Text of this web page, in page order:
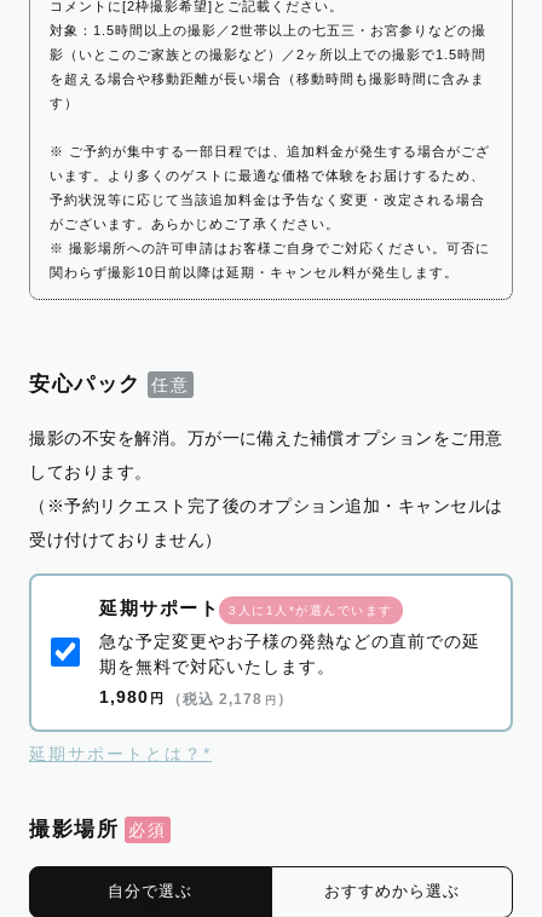
コメントに[2枠撮影希望]とご記載ください。
対象：1.5時間以上の撮影／2世帯以上の七五三・お宮参りなどの撮
影（いとこのご家族との撮影など）／2ヶ所以上での撮影で1.5時間
を超える場合や移動距離が長い場合（移動時間も撮影時間に含みま
す）
※ ご予約が集中する一部日程では、追加料金が発生する場合がござ
います。より多くのゲストに最適な価格で体験をお届けするため、
予約状況等に応じて当該追加料金は予告なく変更・改定される場合
がございます。あらかじめご了承ください。
※ 撮影場所への許可申請はお客様ご自身でご対応ください。可否に
関わらず撮影10日前以降は延期・キャンセル料が発生します。
安心パック
撮影の不安を解消。万が一に備えた補償オプションをご用意
しております。
（※予約リクエスト完了後のオプション追加・キャンセルは
受け付けておりません）
延期サポート 3人に1人*が選んでいます
急な予定変更やお子様の発熱などの直前での延
期を無料で対応いたします。
1,980 円 （税込 2,178 円 ）
延期サポートとは？*
撮影場所
自分で選ぶ おすすめから選ぶ